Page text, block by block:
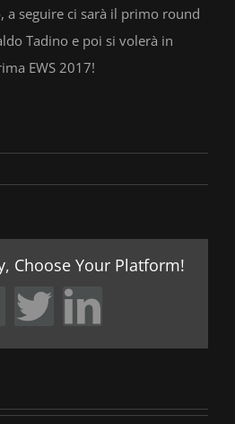
a seguire ci sarà il primo round
Tadino e poi si volerà in
EWS 2017!
Choose Your Platform!
Facebook
TwitterLinkedIn